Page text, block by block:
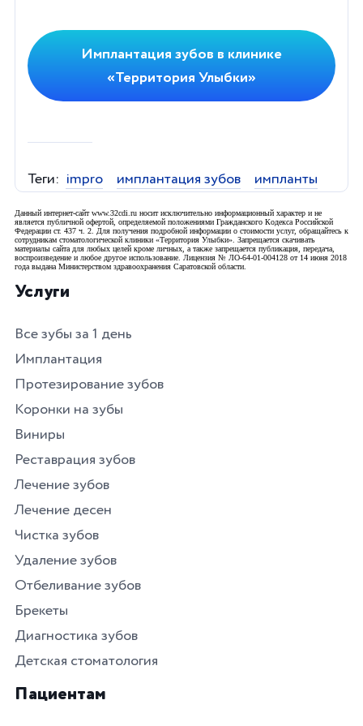
Имплантация зубов в клинике
«Территория Улыбки»
Теги: impro имплантация зубов импланты
Данный интернет-сайт www.32cdi.ru носит исключительно информационный характер и не
является публичной офертой, определяемой положениями Гражданского Кодекса Российской
Федерации ст. 437 ч. 2. Для получения подробной информации о стоимости услуг, обращайтесь к
сотрудникам стоматологической клиники «Территория Улыбки». Запрещается скачивать
материалы сайта для любых целей кроме личных, а также запрещается публикация, передача,
воспроизведение и любое другое использование. Лицензия № ЛО-64-01-004128 от 14 июня 2018
года выдана Министерством здравоохранения Саратовской области.
Услуги
Все зубы за 1 день
Имплантация
Протезирование зубов
Коронки на зубы
Виниры
Реставрация зубов
Лечение зубов
Лечение десен
Чистка зубов
Удаление зубов
Отбеливание зубов
Брекеты
Диагностика зубов
Детская стоматология
Пациентам